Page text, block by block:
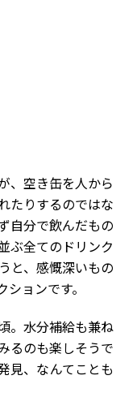
、空き缶を人から
たりするのではな
自分で飲んだもの
ぶ全てのドリンク
と、感慨深いもの
ョンです。
。水分補給も兼ね
るのも楽しそうで
見、なんてことも